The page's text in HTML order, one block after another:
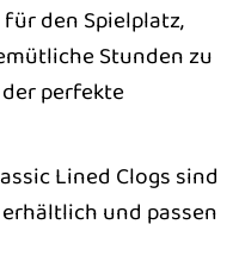
für den Spielplatz,
Stunden zu
perfekte
Lined Clogs sind
und passen